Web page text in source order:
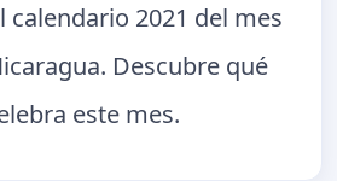
calendario 2021 del mes
Descubre qué
este mes.